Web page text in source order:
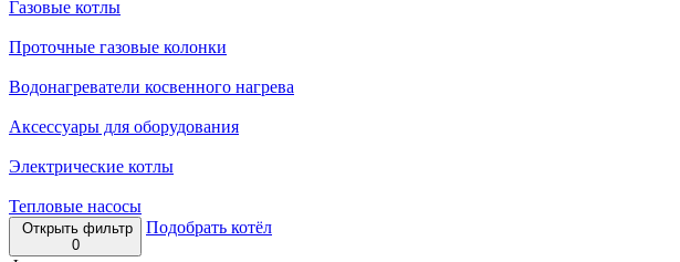
Газовые котлы
Проточные газовые колонки
Водонагреватели косвенного нагрева
Аксессуары для оборудования
Электрические котлы
Тепловые насосы
Открыть фильтр
0
Подобрать котёл